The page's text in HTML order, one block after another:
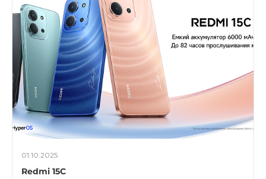
01.10.2025
Redmi 15C